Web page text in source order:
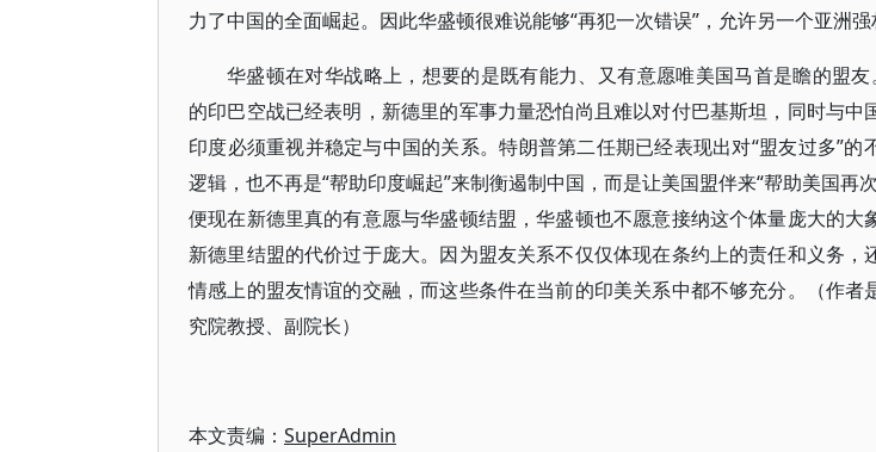
力了中国的全面崛起。因此华盛顿很难说能够“再犯一次错误”，允许另一个亚洲强
华盛顿在对华战略上，想要的是既有能力、又有意愿唯美国马首是瞻的盟
的印巴空战已经表明，新德里的军事力量恐怕尚且难以对付巴基斯坦，同时与中
印度必须重视并稳定与中国的关系。特朗普第二任期已经表现出对“盟友过多”的
逻辑，也不再是“帮助印度崛起”来制衡遏制中国，而是让美国盟伴来“帮助美国再
便现在新德里真的有意愿与华盛顿结盟，华盛顿也不愿意接纳这个体量庞大的大
新德里结盟的代价过于庞大。因为盟友关系不仅仅体现在条约上的责任和义务，
情感上的盟友情谊的交融，而这些条件在当前的印美关系中都不够充分。（作者
究院教授、副院长）
本文责编： SuperAdmin